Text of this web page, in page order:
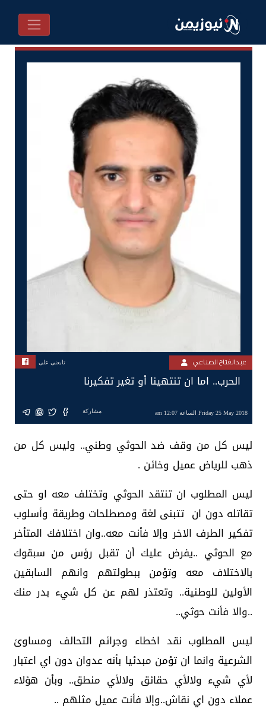
عبدالفتاح الصناعي تابعنى على
الحرب.. اما ان تنتهينا أو تغير تفكيرنا
Friday 25 May 2018 الساعة 12:07 am مشاركة
ليس كل من وقف ضد الحوثي وطني.. وليس كل من
ذهب للرياض عميل وخائن .
ليس المطلوب ان تنتقد الحوثي وتختلف معه او حتى
تقاتله دون ان تتبنى لغة ومصطلحات وطريقة وأسلوب
تفكير الطرف الاخر وإلا فأنت معه..وان اختلافك المتأخر
مع الحوثي ..يفرض عليك أن تقبل رؤس من سبقوك
بالاختلاف معه وتؤمن ببطولتهم وانهم السابقين
الأولين للوطنية.. وتعتذر لهم عن كل شيء بدر منك
..والا فأنت حوثي..
ليس المطلوب نقد اخطاء وجرائم التحالف ومساوئ
الشرعية وانما ان تؤمن مبدئيا بأنه عدوان دون اي اعتبار
لأي شيء ولالأي حقائق ولالأي منطق.. وبأن هؤلاء
عملاء دون اي نقاش..وإلا فأنت عميل مثلهم ..